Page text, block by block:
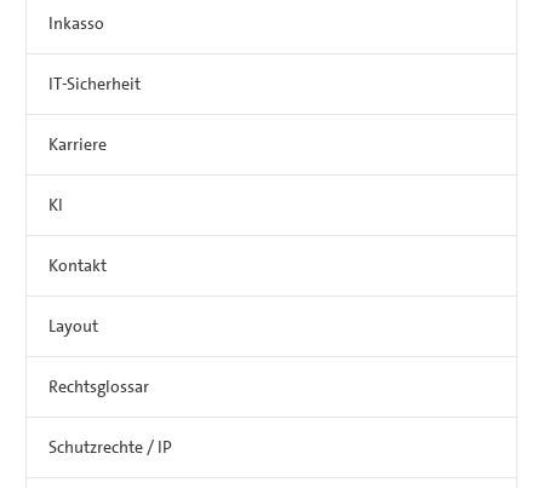
Inkasso
IT-Sicherheit
Karriere
KI
Kontakt
Layout
Rechtsglossar
Schutzrechte / IP